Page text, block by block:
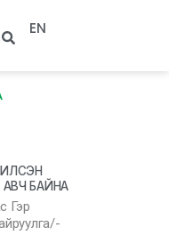
EN
БАЙНА
Гэр